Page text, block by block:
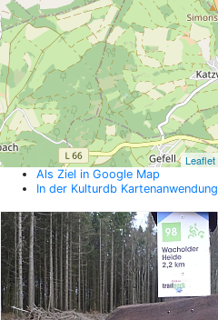
Leaflet
Als Ziel in Google Map
In der Kulturdb Kartenanwendung